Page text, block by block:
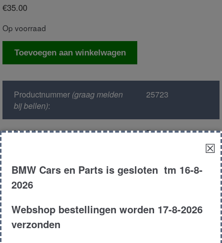
€35.00
Op voorraad
Portiergreep
Toevoegen aan winkelwagen
Productnummer(graag melden
bij bellen):
25723
Model : E38
Metallic
Motor type :
☒
BMW Cars en Parts is gesloten tm 16-8-
2026
Webshop bestellingen worden 17-8-2026
verzonden